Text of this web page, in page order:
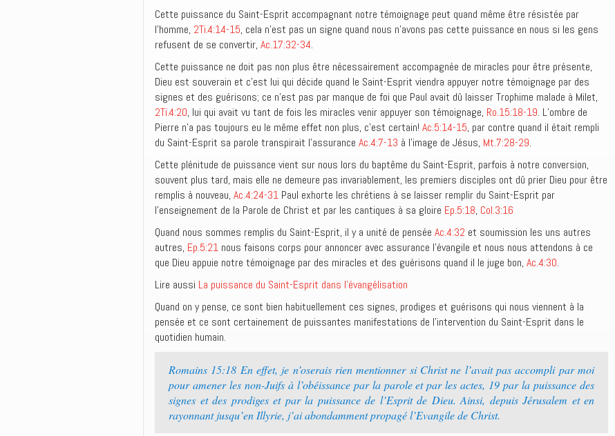
Cette puissance du Saint-Esprit accompagnant notre témoignage peut quand même être résistée par
l’homme, 2Ti.4:14-15, cela n’est pas un signe quand nous n’avons pas cette puissance en nous si les gens
refusent de se convertir, Ac.17:32-34.
Cette puissance ne doit pas non plus être nécessairement accompagnée de miracles pour être présente,
Dieu est souverain et c’est lui qui décide quand le Saint-Esprit viendra appuyer notre témoignage par des
signes et des guérisons; ce n’est pas par manque de foi que Paul avait dû laisser Trophime malade à Milet,
2Ti.4:20, lui qui avait vu tant de fois les miracles venir appuyer son témoignage, Ro.15:18-19. L’ombre de
Pierre n’a pas toujours eu le même effet non plus, c’est certain! Ac.5:14-15, par contre quand il était rempli
du Saint-Esprit sa parole transpirait l’assurance Ac.4:7-13 à l’image de Jésus, Mt.7:28-29.
Cette plénitude de puissance vient sur nous lors du baptême du Saint-Esprit, parfois à notre conversion,
souvent plus tard, mais elle ne demeure pas invariablement, les premiers disciples ont dû prier Dieu pour être
remplis à nouveau, Ac.4:24-31 Paul exhorte les chrétiens à se laisser remplir du Saint-Esprit par
l’enseignement de la Parole de Christ et par les cantiques à sa gloire Ep.5:18, Col.3:16
Quand nous sommes remplis du Saint-Esprit, il y a unité de pensée Ac.4:32 et soumission les uns autres
autres, Ep.5:21 nous faisons corps pour annoncer avec assurance l’évangile et nous nous attendons à ce
que Dieu appuie notre témoignage par des miracles et des guérisons quand il le juge bon, Ac.4:30.
Lire aussi La puissance du Saint-Esprit dans l’évangélisation
Quand on y pense, ce sont bien habituellement ces signes, prodiges et guérisons qui nous viennent à la
pensée et ce sont certainement de puissantes manifestations de l’intervention du Saint-Esprit dans le
quotidien humain.
Romains 15:18 En effet, je n’oserais rien mentionner si Christ ne l’avait pas accompli par moi
pour amener les non-Juifs à l’obéissance par la parole et par les actes, 19 par la puissance des
signes et des prodiges et par la puissance de l’Esprit de Dieu. Ainsi, depuis Jérusalem et en
rayonnant jusqu’en Illyrie, j’ai abondamment propagé l’Evangile de Christ.